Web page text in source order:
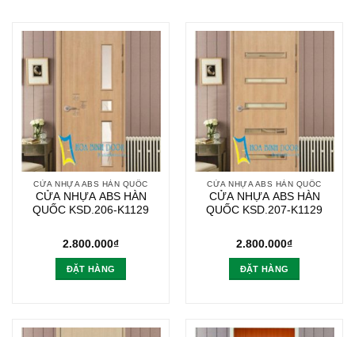
CỬA NHỰA ABS HÀN QUỐC
CỬA NHỰA ABS HÀN
QUỐC KSD.206-K1129
2.800.000₫
ĐẶT HÀNG
CỬA NHỰA ABS HÀN QUỐC
CỬA NHỰA ABS HÀN
QUỐC KSD.207-K1129
2.800.000₫
ĐẶT HÀNG